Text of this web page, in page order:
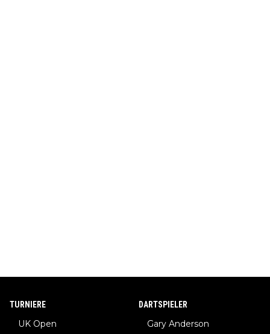
TURNIERE
UK Open
DARTSPIELER
Gary Anderson